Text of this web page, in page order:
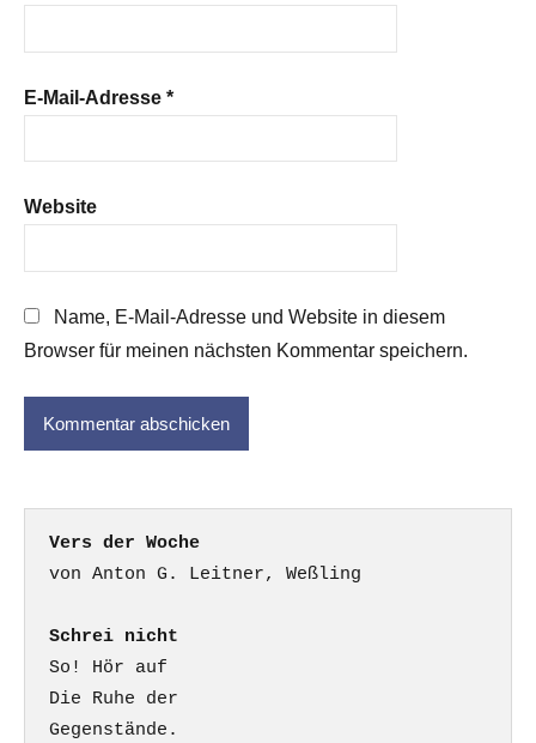
E-Mail-Adresse *
Website
Name, E-Mail-Adresse und Website in diesem
Browser für meinen nächsten Kommentar speichern.
Vers der Woche
Schrei nicht
So! Hör auf
Die Ruhe der
Gegenstände.